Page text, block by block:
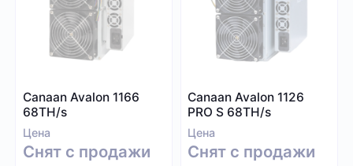
Equihash
Blake (14r)
Handshake
Cuckatoo31
Randomx
SHA512256d
Посмотреть все
Криптовалюта
Bitcoin (BTC)
BitcoinCash (BCH)
Dogecoin (DOGE)
Litecoin (LTC)
Canaan Avalon 1166
68TH/s
Цена
Снят с продажи
Canaan Avalon 1126
PRO S 68TH/s
Цена
Снят с продажи